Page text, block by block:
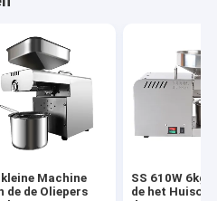
kleine Machine
de de Oliepers
SS 610W 6kg/
de het